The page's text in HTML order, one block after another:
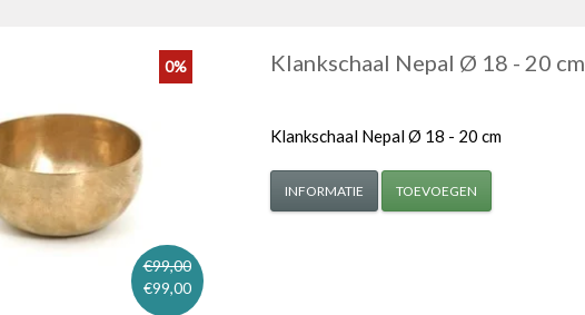
€99,00
€99,00
0% Klankschaal Nepal Ø 18 - 20 cm
Klankschaal Nepal Ø 18 - 20 cm
INFORMATIE TOEVOEGEN